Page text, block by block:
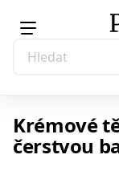
Krémové
čerstvou